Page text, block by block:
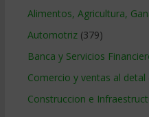
Alimentos, Agricultura,
Automotriz(379)
Banca y Servicios
Comercio y ventas al detal
Construccion e